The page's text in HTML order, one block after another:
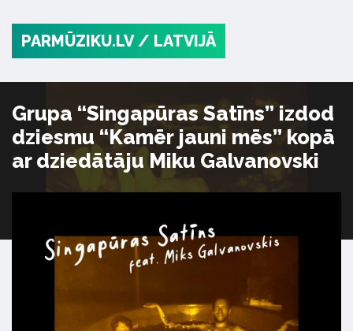
PARMŪZIKU.LV / LATVIJĀ
Grupa “Singapūras Satīns” izdod
dziesmu “Kamēr jauni mēs” kopā
ar dziedātāju Miku Galvanovski